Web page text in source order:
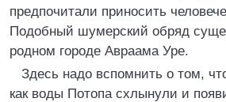
предпочитали приносить
Подобный шумерский обряд
родном городе Авраама Уре.
Здесь надо вспомнить о том,
как воды Потопа схлынули и